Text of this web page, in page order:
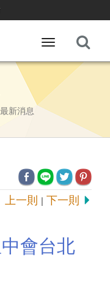
Toggle
navigation
最新消息
上一則 | 下一則
會台北